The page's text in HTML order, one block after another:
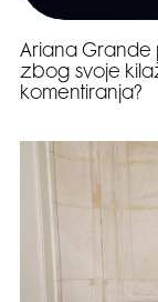
Ariana Grande
zbog svoje
komentiranja?